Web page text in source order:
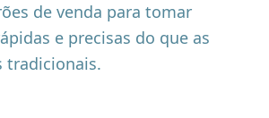
de venda para tomar
e precisas do que as
tradicionais.